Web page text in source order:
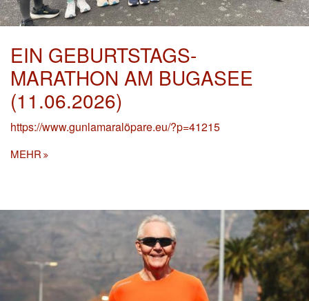
EIN GEBURTSTAGS-
MARATHON AM BUGASEE
(11.06.2026)
https://www.gunlamaralöpare.eu/?p=41215
MEHR